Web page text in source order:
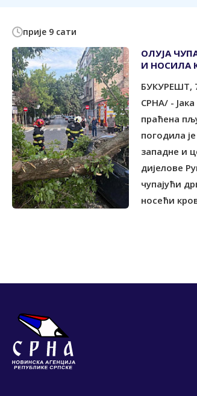
прије 9 сати
ОЛУЈА
И НОСИЛА
БУКУРЕШT,
СРНА/ - Јака
праћена
погодила
западне и
дијелове
чупајући
носећи